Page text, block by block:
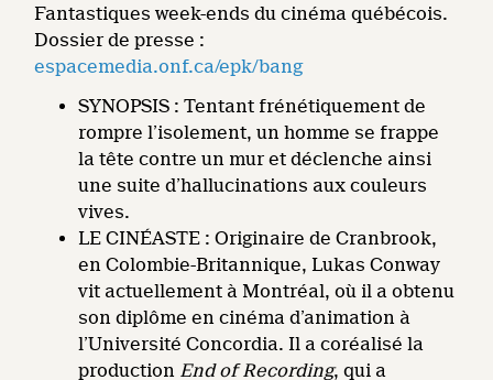
Fantastiques week-ends du cinéma québécois.
Dossier de presse :
espacemedia.onf.ca/epk/bang
SYNOPSIS : Tentant frénétiquement de
rompre l’isolement, un homme se frappe
la tête contre un mur et déclenche ainsi
une suite d’hallucinations aux couleurs
vives.
LE CINÉASTE : Originaire de Cranbrook,
en Colombie-Britannique, Lukas Conway
vit actuellement à Montréal, où il a obtenu
son diplôme en cinéma d’animation à
l’Université Concordia. Il a coréalisé la
production End of Recording, qui a